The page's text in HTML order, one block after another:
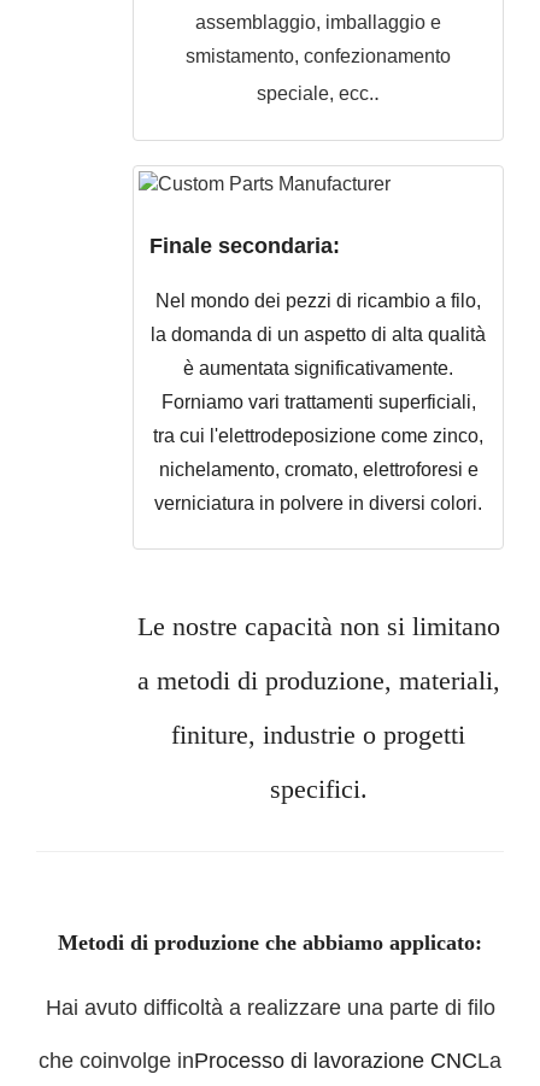
assemblaggio, imballaggio e
smistamento, confezionamento
speciale, ecc..
Finale secondaria:
Nel mondo dei pezzi di ricambio a filo,
la domanda di un aspetto di alta qualità
è aumentata significativamente.
Forniamo vari trattamenti superficiali,
tra cui l'elettrodeposizione come zinco,
nichelamento, cromato, elettroforesi e
verniciatura in polvere in diversi colori.
Le nostre capacità non si limitano
a metodi di produzione, materiali,
finiture, industrie o progetti
specifici.
Metodi di produzione che abbiamo applicato:
Hai avuto difficoltà a realizzare una parte di filo
che coinvolge inProcesso di lavorazione CNCLa